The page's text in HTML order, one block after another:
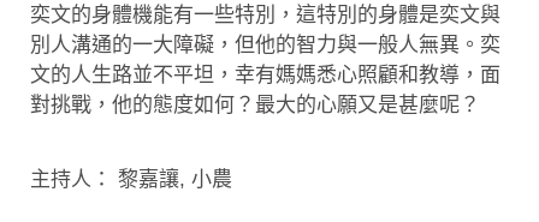
奕文的身體機能有一些特別，這特別的身體是奕文與
別人溝通的一大障礙，但他的智力與一般人無異。奕
文的人生路並不平坦，幸有媽媽悉心照顧和教導，面
對挑戰，他的態度如何？最大的心願又是甚麼呢？
主持人： 黎嘉讓, 小農